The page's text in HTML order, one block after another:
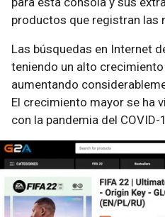
productos que registran las
Las búsquedas en Internet
teniendo un alto
aumentando
El crecimiento mayor se ha
con la pandemia del COVID-